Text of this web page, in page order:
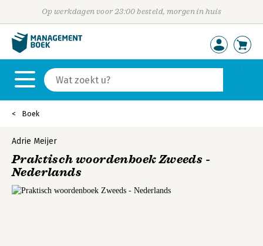
Op werkdagen voor 23:00 besteld, morgen in huis
Boek
Adrie Meijer
Praktisch woordenboek Zweeds -
Nederlands